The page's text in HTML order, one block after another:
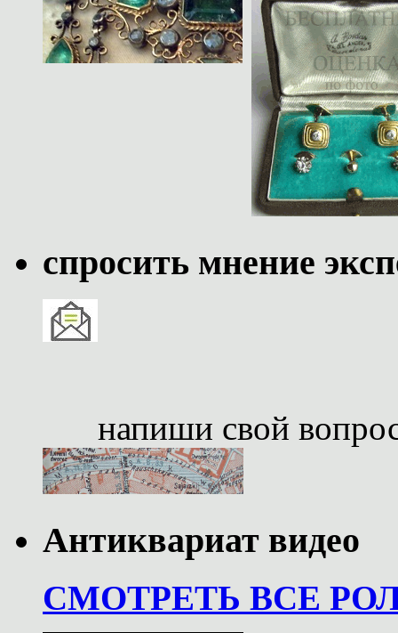
спросить мнение
напиши свой
Антиквариат видео
СМОТРЕТЬ ВСЕ